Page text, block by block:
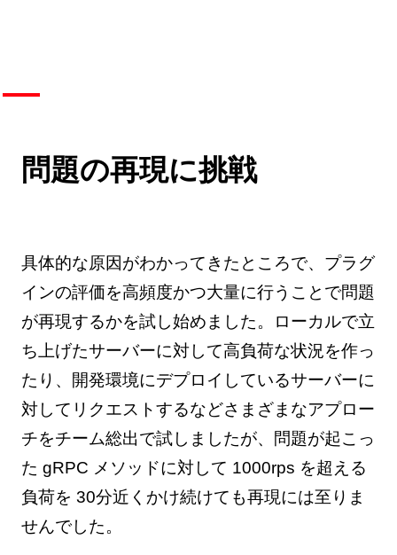
問題の再現に挑戦
具体的な原因がわかってきたところで、プラグ
インの評価を高頻度かつ大量に行うことで問題
が再現するかを試し始めました。ローカルで立
ち上げたサーバーに対して高負荷な状況を作っ
たり、開発環境にデプロイしているサーバーに
対してリクエストするなどさまざまなアプロー
チをチーム総出で試しましたが、問題が起こっ
た gRPC メソッドに対して 1000rps を超える
負荷を 30分近くかけ続けても再現には至りま
せんでした。